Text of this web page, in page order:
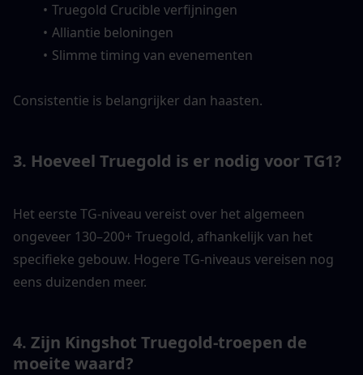
Truegold Crucible verfijningen
Alliantie beloningen
Slimme timing van evenementen
Consistentie is belangrijker dan haasten.
3. Hoeveel Truegold is er nodig voor TG1?
Het eerste TG-niveau vereist over het algemeen
ongeveer 130–200+ Truegold, afhankelijk van het
specifieke gebouw. Hogere TG-niveaus vereisen nog
eens duizenden meer.
4. Zijn Kingshot Truegold-troepen de
moeite waard?